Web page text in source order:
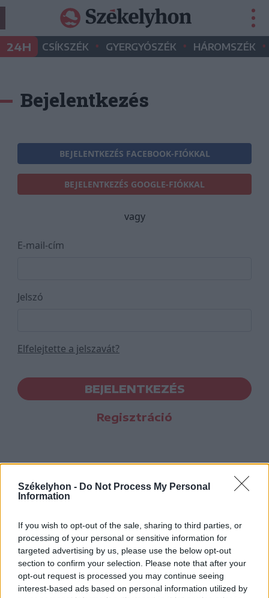
Székelyhon - Do Not Process My Personal
Information
If you wish to opt-out of the sale, sharing to third parties, or
processing of your personal or sensitive information for
targeted advertising by us, please use the below opt-out
section to confirm your selection. Please note that after your
opt-out request is processed you may continue seeing
interest-based ads based on personal information utilized by
24H CSÍKSZÉK • GYERGYÓSZÉK • HÁROMSZÉK •
Bejelentkezés
BEJELENTKEZÉS FACEBOOK-FIÓKKAL
BEJELENTKEZÉS GOOGLE-FIÓKKAL
vagy
E-mail-cím
Jelszó
Elfelejtette a jelszavát?
BEJELENTKEZÉS
Regisztráció
Hasznos